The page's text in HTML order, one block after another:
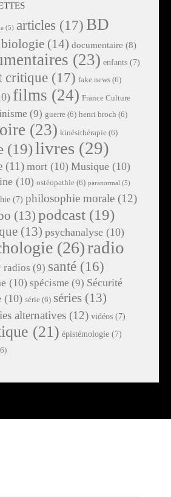
(5) articles (17) BD
biologie (14) documentaire (8)
(23) enfants (7)
critique (17) fake news (6)
films (24) France Culture
(9) guerre (6) henri broch (6)
(23) kinésithérapie (6)
(19)livres (29)
(11) mort (10) Musique (10)
(10) ostéopathie (6) paranormal (5)
(7) philosophie morale (12)
(13) podcast (19)
(13) psychanalyse (10)
(26)radio
radios (9) santé (16)
(10) spécisme (9) Sécurité
(10) série (6) séries (13)
alternatives (12) vidéos (7)
(21) épistémologie (7)